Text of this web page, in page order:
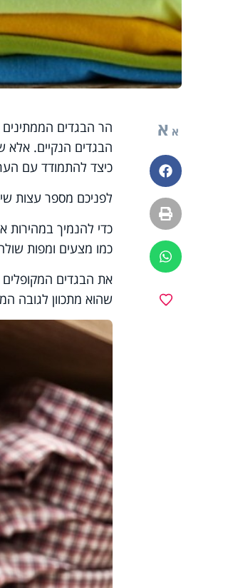
א א
פייסבוק
הדפסה
ווטסאפ
הר הבגדים
הבגדים הנקיים.
כיצד להתמודד עם
לפניכם מספר עצות
כדי להנמיך
כמו מצעים ומפות
את הבגדים המקופלים
שהוא מתכוון לגובה